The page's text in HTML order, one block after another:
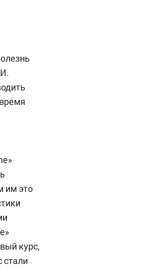
им это
курс,
стали